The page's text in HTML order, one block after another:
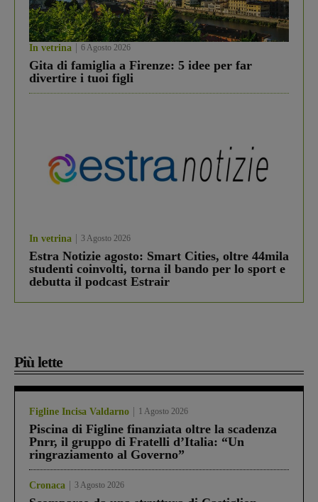
In vetrina 6 Agosto 2026
Gita di famiglia a Firenze: 5 idee per far
divertire i tuoi figli
In vetrina 3 Agosto 2026
Estra Notizie agosto: Smart Cities, oltre 44mila
studenti coinvolti, torna il bando per lo sport e
debutta il podcast Estrair
Più lette
Figline Incisa Valdarno 1 Agosto 2026
Piscina di Figline finanziata oltre la scadenza
Pnrr, il gruppo di Fratelli d’Italia: “Un
ringraziamento al Governo”
Cronaca 3 Agosto 2026